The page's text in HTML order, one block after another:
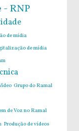
- RNP
de mídia
de mídia
Grupo do Ramal
de Voz no Ramal
Produção de vídeos